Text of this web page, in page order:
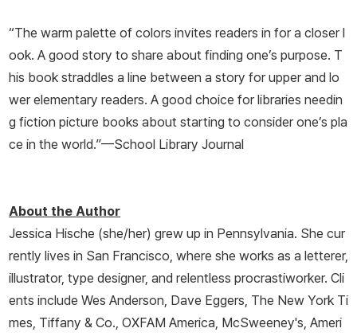
“The warm palette of colors invites readers in for a closer l
ook. A good story to share about finding one’s purpose. T
his book straddles a line between a story for upper and lo
wer elementary readers. A good choice for libraries needin
g fiction picture books about starting to consider one’s pla
ce in the world.”—School Library Journal
About the Author
Jessica Hische (she/her) grew up in Pennsylvania. She cur
rently lives in San Francisco, where she works as a letterer,
illustrator, type designer, and relentless procrastiworker. Cli
ents include Wes Anderson, Dave Eggers, The New York Ti
mes, Tiffany & Co., OXFAM America, McSweeney's, Ameri